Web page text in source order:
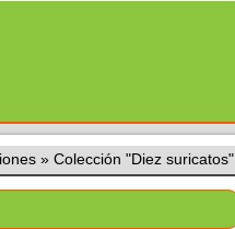
» Colección "Diez suricatos"